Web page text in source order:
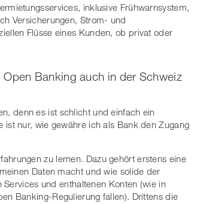
inklusive Frühwarnsystem,
Versicherungen, Strom- und
Flüsse eines Kunden, ob privat oder
Banking auch in der Schweiz
denn es ist schlicht und einfach ein
ist nur, wie gewähre ich als Bank den Zugang
zu lernen. Dazu gehört erstens eine
Daten macht und wie solide der
und enthaltenen Konten (wie in
Banking-Regulierung fallen). Drittens die